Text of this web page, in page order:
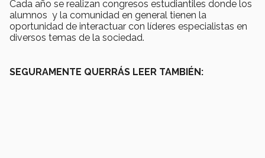
Cada año se realizan congresos estudiantiles donde los
alumnos y la comunidad en general tienen la
oportunidad de interactuar con líderes especialistas en
diversos temas de la sociedad.
SEGURAMENTE QUERRÁS LEER TAMBIÉN: